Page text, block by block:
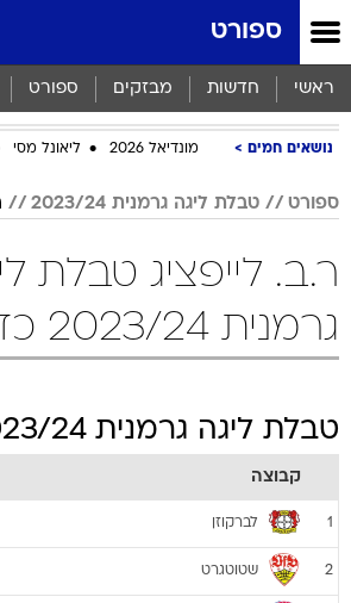
ספורט
ראשי חדשות מבזקים ספורט
נושאים חמים מונדיאל 2026 ליאונל מסי
ספורט טבלת ליגה גרמנית 2023/24
ר.ב. לייפציג טבלת
גרמנית 2023/24 כדורגל
טבלת ליגה גרמנית 2023/24
קבוצה
1 לברקוזן
2 שטוטגרט